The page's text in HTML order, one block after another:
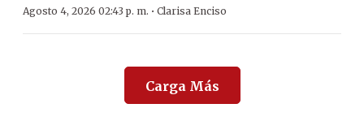
Agosto 4, 2026 02:43 p. m. · Clarisa Enciso
Carga Más